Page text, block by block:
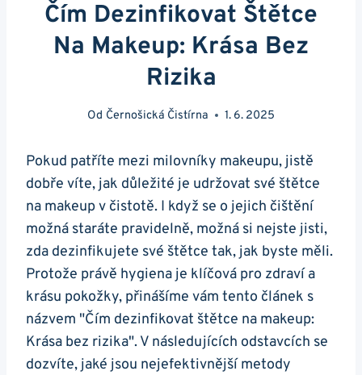
Čím Dezinfikovat Štětce
Na Makeup: Krása Bez
Rizika
Od Černošická Čistírna 1. 6. 2025
Pokud patříte mezi milovníky makeupu, jistě
dobře víte, jak důležité je udržovat své štětce
na makeup v čistotě. I když se o jejich čištění
možná staráte pravidelně, možná si nejste jisti,
zda dezinfikujete své štětce tak, jak byste měli.
Protože právě hygiena je klíčová pro zdraví a
krásu pokožky, přinášíme vám tento článek s
názvem "Čím dezinfikovat štětce na makeup:
Krása bez rizika". V následujících odstavcích se
dozvíte, jaké jsou nejefektivnější metody